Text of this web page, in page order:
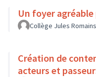
Un foyer
Collège Jules Romains
Création de
acteurs et